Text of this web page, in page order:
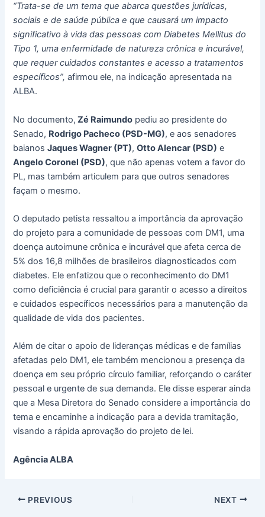
“Trata-se de um tema que abarca questões jurídicas,
sociais e de saúde pública e que causará um impacto
significativo à vida das pessoas com Diabetes Mellitus do
Tipo 1, uma enfermidade de natureza crônica e incurável,
que requer cuidados constantes e acesso a tratamentos
específicos”, afirmou ele, na indicação apresentada na
ALBA.
No documento, Zé Raimundo pediu ao presidente do
Senado, Rodrigo Pacheco (PSD-MG), e aos senadores
baianosJaques Wagner (PT),Otto Alencar (PSD) e
Angelo Coronel (PSD), que não apenas votem a favor do
PL, mas também articulem para que outros senadores
façam o mesmo.
O deputado petista ressaltou a importância da aprovação
do projeto para a comunidade de pessoas com DM1, uma
doença autoimune crônica e incurável que afeta cerca de
5% dos 16,8 milhões de brasileiros diagnosticados com
diabetes. Ele enfatizou que o reconhecimento do DM1
como deficiência é crucial para garantir o acesso a direitos
e cuidados específicos necessários para a manutenção da
qualidade de vida dos pacientes.
Além de citar o apoio de lideranças médicas e de famílias
afetadas pelo DM1, ele também mencionou a presença da
doença em seu próprio círculo familiar, reforçando o caráter
pessoal e urgente de sua demanda. Ele disse esperar ainda
que a Mesa Diretora do Senado considere a importância do
tema e encaminhe a indicação para a devida tramitação,
visando a rápida aprovação do projeto de lei.
Agência ALBA
PREVIOUS NEXT